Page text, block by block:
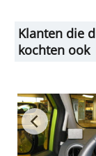
Klanten die
kochten ook